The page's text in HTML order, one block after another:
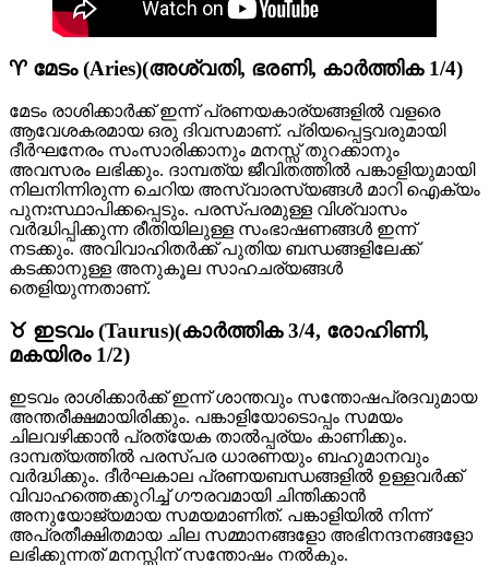
♈ മേടം (Aries)(അശ്വതി, ഭരണി, കാർത്തിക 1/4)
മേടം രാശിക്കാർക്ക് ഇന്ന് പ്രണയകാര്യങ്ങളിൽ വളരെ
ആവേശകരമായ ഒരു ദിവസമാണ്. പ്രിയപ്പെട്ടവരുമായി
ദീർഘനേരം സംസാരിക്കാനും മനസ്സ് തുറക്കാനും
അവസരം ലഭിക്കും. ദാമ്പത്യ ജീവിതത്തിൽ പങ്കാളിയുമായി
നിലനിന്നിരുന്ന ചെറിയ അസ്വാരസ്യങ്ങൾ മാറി ഐക്യം
പുനഃസ്ഥാപിക്കപ്പെടും. പരസ്പരമുള്ള വിശ്വാസം
വർദ്ധിപ്പിക്കുന്ന രീതിയിലുള്ള സംഭാഷണങ്ങൾ ഇന്ന്
നടക്കും. അവിവാഹിതർക്ക് പുതിയ ബന്ധങ്ങളിലേക്ക്
കടക്കാനുള്ള അനുകൂല സാഹചര്യങ്ങൾ
തെളിയുന്നതാണ്.
♉ ഇടവം (Taurus)(കാർത്തിക 3/4, രോഹിണി,
മകയിരം 1/2)
ഇടവം രാശിക്കാർക്ക് ഇന്ന് ശാന്തവും സന്തോഷപ്രദവുമായ
അന്തരീക്ഷമായിരിക്കും. പങ്കാളിയോടൊപ്പം സമയം
ചിലവഴിക്കാൻ പ്രത്യേക താൽപ്പര്യം കാണിക്കും.
ദാമ്പത്യത്തിൽ പരസ്പര ധാരണയും ബഹുമാനവും
വർദ്ധിക്കും. ദീർഘകാല പ്രണയബന്ധങ്ങളിൽ ഉള്ളവർക്ക്
വിവാഹത്തെക്കുറിച്ച് ഗൗരവമായി ചിന്തിക്കാൻ
അനുയോജ്യമായ സമയമാണിത്. പങ്കാളിയിൽ നിന്ന്
അപ്രതീക്ഷിതമായ ചില സമ്മാനങ്ങളോ അഭിനന്ദനങ്ങളോ
ലഭിക്കുന്നത് മനസ്സിന് സന്തോഷം നൽകും.